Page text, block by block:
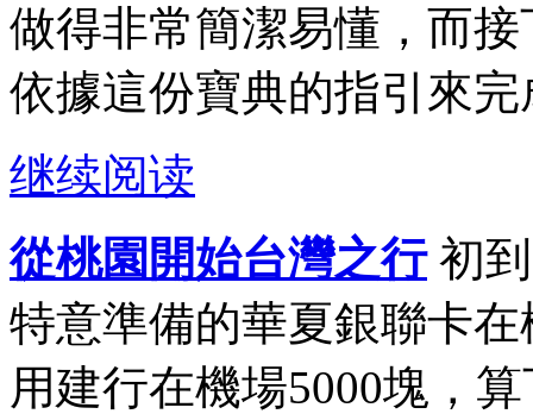
做得非常簡潔易懂，而
依據這份寶典的指引來完
继续阅读
從桃園開始台灣之行初到
特意準備的華夏銀聯卡
用建行在機場5000塊，